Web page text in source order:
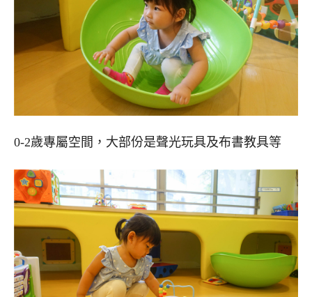
0-2歲專屬空間，大部份是聲光玩具及布書教具等